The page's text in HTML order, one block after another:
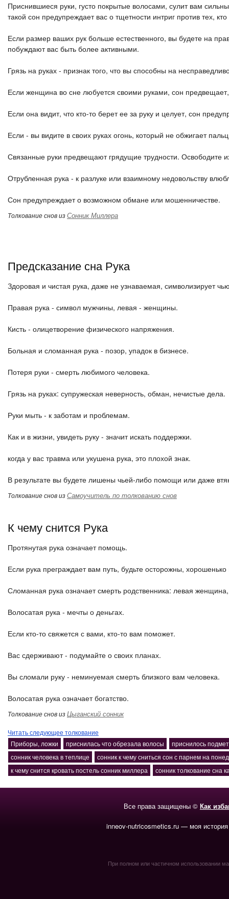
Приснившиеся руки, густо покрытые волосами, сулит вам
такой сон предупреждает вас о тщетности интриг против тех,
Если размер ваших рук больше естественного, вы будете на
побуждают вас быть более активными.
Грязь на руках - признак того, что вы способны на
Если женщина во сне любуется своими руками, сон
Если она видит, что кто-то берет ее за руку и целует, сон
Если - вы видите в своих руках огонь, который не обжигает
Связанные руки предвещают грядущие трудности. Освободите
Отрубленная рука - к разлуке или взаимному недовольству
Сон предупреждает о возможном обмане или мошенничестве.
Толкование снов изСонник Миллера
Предсказание сна Рука
Здоровая и чистая рука, даже не узнаваемая, символизирует
Правая рука - символ мужчины, левая - женщины.
Кисть - олицетворение физического напряжения.
Больная и сломанная рука - позор, упадок в бизнесе.
Потеря руки - смерть любимого человека.
Грязь на руках: супружеская неверность, обман, нечистые дела.
Руки мыть - к заботам и проблемам.
Как и в жизни, увидеть руку - значит искать поддержки.
когда у вас травма или укушена рука, это плохой знак.
В результате вы будете лишены чьей-либо помощи или даже
Толкование снов изСамоучитель по толкованию снов
К чему снится Рука
Протянутая рука означает помощь.
Если рука преграждает вам путь, будьте осторожны,
Сломанная рука означает смерть родственника: левая
Волосатая рука - мечты о деньгах.
Если кто-то свяжется с вами, кто-то вам поможет.
Вас сдерживают - подумайте о своих планах.
Вы сломали руку - неминуемая смерть близкого вам человека.
Волосатая рука означает богатство.
Толкование снов изЦыганский сонник
Читать следующее толкование
Приборы, ложки
приснилась что обрезала волосы
приснилось
сонник человека в теплице
сонник к чему сниться сон с парнем на
к чему снится кровать постель сонник миллера
сонник толкование сна
Все права защищены © Как
inneov-nutricosmetics.ru — моя
При полном или частичном использовании